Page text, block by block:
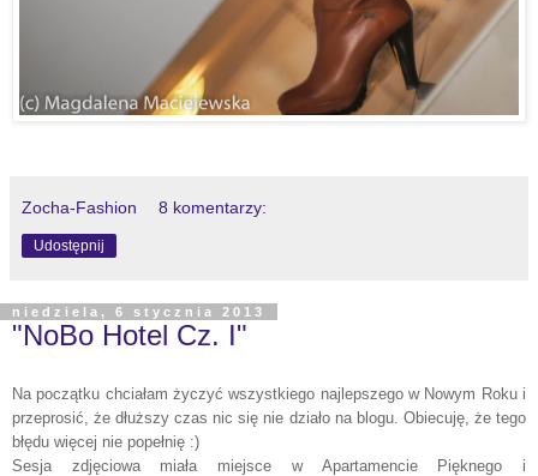
Zocha-Fashion 8 komentarzy:
Udostępnij
niedziela, 6 stycznia 2013
"NoBo Hotel Cz. I"
Na początku chciałam życzyć wszystkiego najlepszego w Nowym Roku i
przeprosić, że dłuższy czas nic się nie działo na blogu. Obiecuję, że tego
błędu więcej nie popełnię :)
Sesja zdjęciowa miała miejsce w Apartamencie Pięknego i